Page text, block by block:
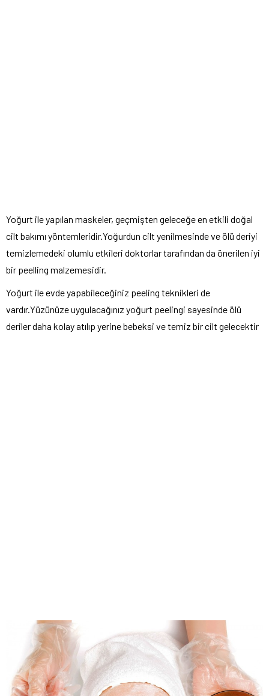
Yoğurt ile yapılan maskeler, geçmişten geleceğe en etkili doğal
cilt bakımı yöntemleridir.Yoğurdun cilt yenilmesinde ve ölü deriyi
temizlemedeki olumlu etkileri doktorlar tarafından da önerilen iyi
bir peelling malzemesidir.
Yoğurt ile evde yapabileceğiniz peeling teknikleri de
vardır.Yüzünüze uygulacağınız yoğurt peelingi sayesinde ölü
deriler daha kolay atılıp yerine bebeksi ve temiz bir cilt gelecektir